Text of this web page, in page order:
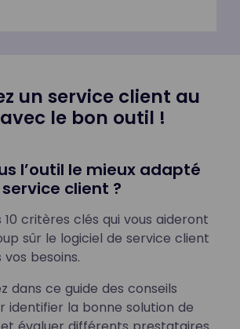
un service client au
le bon outil !
l’outil le mieux adapté
client ?
10 critères clés qui vous aideront
sûr le logiciel de service client
besoins.
dans ce guide des conseils
identifier la bonne solution de